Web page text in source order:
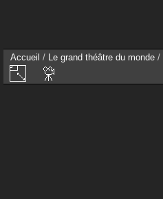
Accueil / Le grand théâtre du monde /